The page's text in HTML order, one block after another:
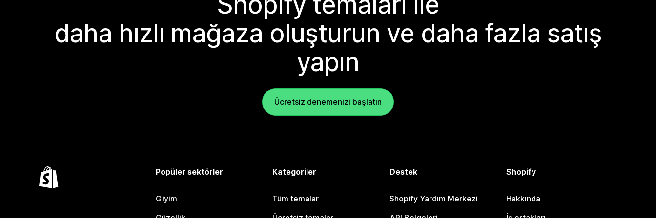
daha hızlı mağaza oluşturun ve daha fazla satış
yapın
Ücretsiz denemenizi başlatın
Popüler sektörler
Giyim
Kategoriler
Tüm temalar
Destek
Shopify Yardım Merkezi
Shopify
Hakkında